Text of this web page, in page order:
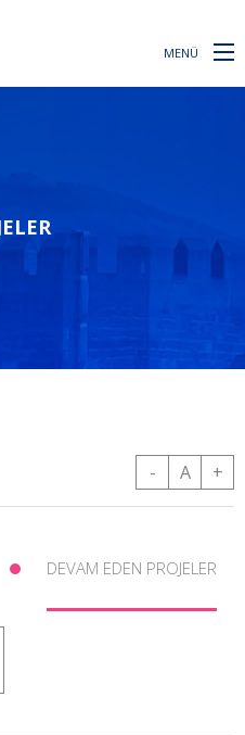
MENÜ
- A +
DEVAM EDEN PROJELER